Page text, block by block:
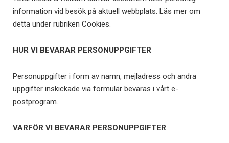
information vid besök på aktuell webbplats. Läs mer om
detta under rubriken Cookies.
HUR VI BEVARAR PERSONUPPGIFTER
Personuppgifter i form av namn, mejladress och andra
uppgifter inskickade via formulär bevaras i vårt e-
postprogram.
VARFÖR VI BEVARAR PERSONUPPGIFTER